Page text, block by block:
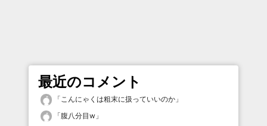
最近のコメント
「こんにゃくは粗末に扱っていいのか 」
「腹八分目w 」